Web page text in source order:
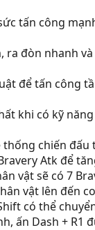
tấn công
ra đòn nhanh
để tấn công
khi có kỹ
thống chiến đấu
Atk để
vật sẽ có 7
vật lên đến
có thể
ấn Dash +